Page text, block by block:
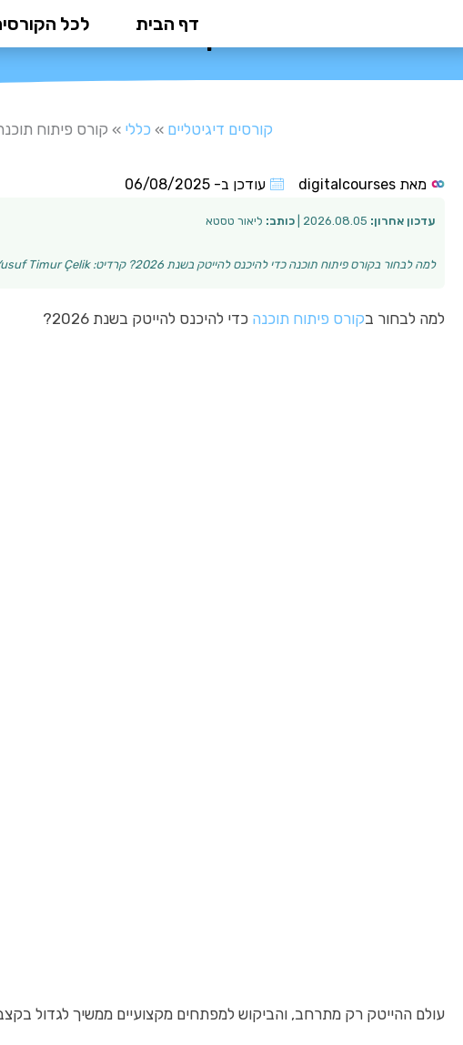
דף הבית לכל
קורס פיתוח תוכנה:
קורסים דיגיטליים » כללי » קורס פיתוח תוכנה:
מאת עודכן ב- 06/08/2025
עדכון אחרון: כותב: ליאור טסטא
למה לבחור בקורס פיתוח תוכנה כדי להיכנס להייטק בשנת 2026? קרדיט: Yusuf Timur Çelik עולם ההייטק רק מתרחב, והביקוש למפתחים מקצועיים ממשיך לגדול בקצב מהיר…
למה לבחור בקורס פיתוח תוכנה כדי להיכנס להייטק בשנת 2026?
עולם ההייטק רק מתרחב, והביקוש למפתחים מקצועיים ממשיך לגדול